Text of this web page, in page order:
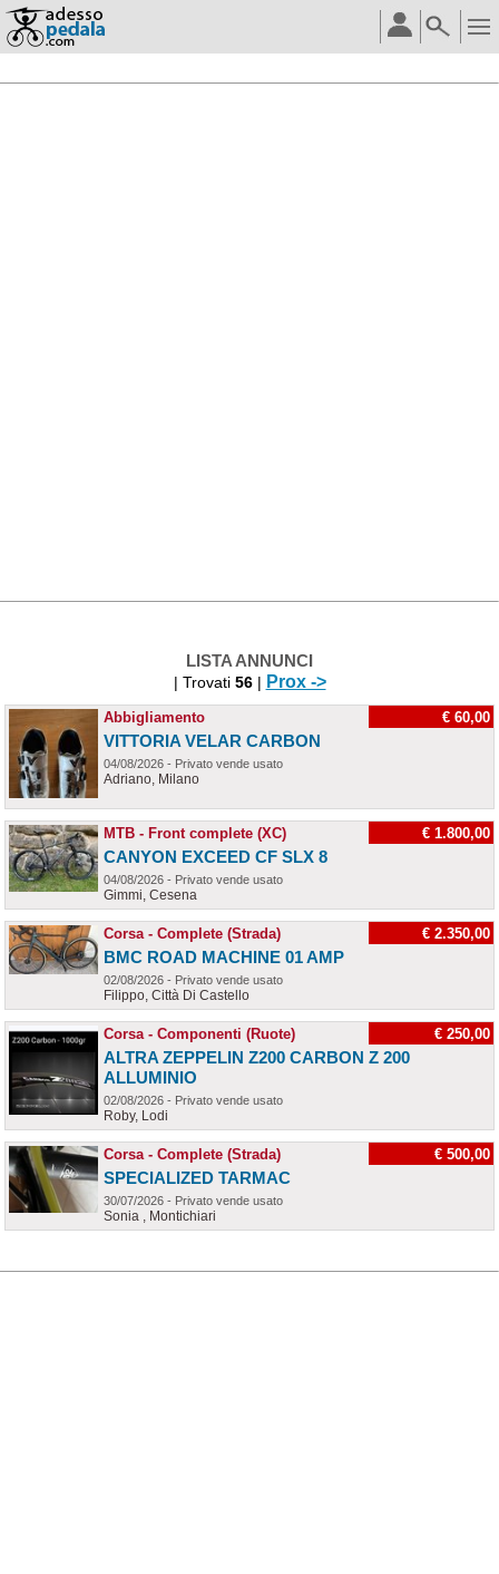
LISTA ANNUNCI
| Trovati 56| Prox ->
Abbigliamento € 60,00
VITTORIA VELAR CARBON
04/08/2026 - Privato vende usato
Adriano, Milano
MTB - Front complete (XC) € 1.800,00
CANYON EXCEED CF SLX 8
04/08/2026 - Privato vende usato
Gimmi, Cesena
Corsa - Complete (Strada) € 2.350,00
BMC ROAD MACHINE 01 AMP
02/08/2026 - Privato vende usato
Filippo, Città Di Castello
Corsa - Componenti (Ruote) € 250,00
ALTRA ZEPPELIN Z200 CARBON Z 200
ALLUMINIO
02/08/2026 - Privato vende usato
Roby, Lodi
Corsa - Complete (Strada) € 500,00
SPECIALIZED TARMAC
30/07/2026 - Privato vende usato
Sonia , Montichiari